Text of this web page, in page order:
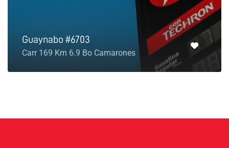
Guaynabo #6703
Carr 169 Km 6.9 Bo Camarones